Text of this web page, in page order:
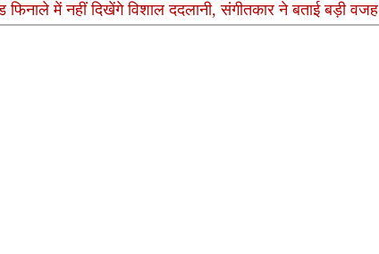
में नहीं दिखेंगे विशाल ददलानी, संगीतकार ने बताई बड़ी वजह